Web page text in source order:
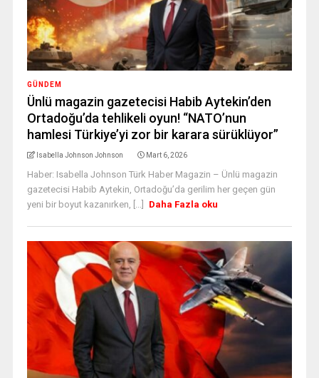
GÜNDEM
Ünlü magazin gazetecisi Habib Aytekin’den
Ortadoğu’da tehlikeli oyun! “NATO’nun
hamlesi Türkiye’yi zor bir karara sürüklüyor”
Isabella Johnson Johnson Mart 6, 2026
Haber: Isabella Johnson Türk Haber Magazin – Ünlü magazin
gazetecisi Habib Aytekin, Ortadoğu’da gerilim her geçen gün
yeni bir boyut kazanırken, [...]
Daha Fazla oku